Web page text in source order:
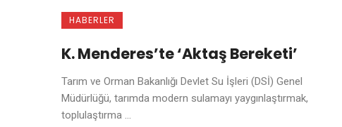
HABERLER
K. Menderes’te ‘Aktaş Bereketi’
Tarım ve Orman Bakanlığı Devlet Su İşleri (DSİ) Genel
Müdürlüğü, tarımda modern sulamayı yaygınlaştırmak,
toplulaştırma ...